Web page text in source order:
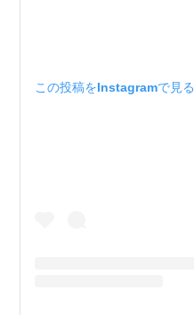
この投稿をInstagramで見る